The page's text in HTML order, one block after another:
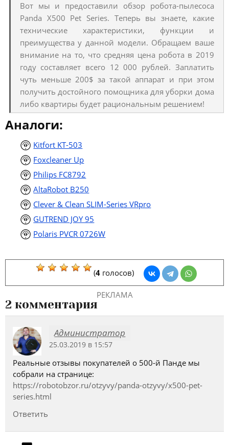
Вот мы и предоставили обзор робота-пылесоса
Panda X500 Pet Series. Теперь вы знаете, какие
технические характеристики, функции и
преимущества у данной модели. Обращаем ваше
внимание на то, что средняя цена робота в 2019
году составляет всего 12 000 рублей. Заплатить
чуть меньше 200$ за такой аппарат и при этом
получить достойного помощника для уборки дома
либо квартиры будет рациональным решением!
Аналоги:
Kitfort KT-503
Foxcleaner Up
Philips FC8792
AltaRobot B250
Clever & Clean SLIM-Series VRpro
GUTREND JOY 95
Polaris PVCR 0726W
(4голосов)
РЕКЛАМА
2 комментария
Администратор
25.03.2019 в 15:57
Реальные отзывы покупателей о 500-й Панде мы
собрали на странице:
https://robotobzor.ru/otzyvy/panda-otzyvy/x500-pet-
series.html
Ответить